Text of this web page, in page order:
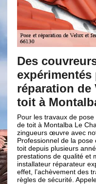
pour
de Velux
Montalba Le
travaux de pose et
Montalba Le Chateau, une
œuvre avec notre
de la pose et
plusieurs années, nous
de qualité et mettons à
réparateur expérimenté
des travaux se
sécurité. Appelez-nous dès